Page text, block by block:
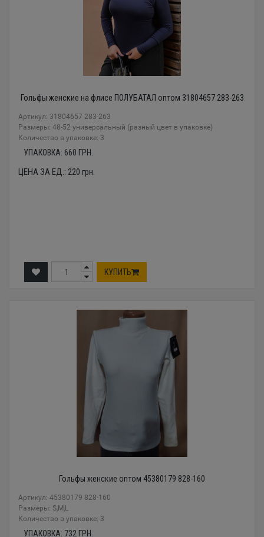
Гольфы женские на флисе ПОЛУБАТАЛ оптом 31804657 283-263
Артикул: 31804657 283-263
Размеры: 48-52 универсальный (разный цвет в упаковке)
Количество в упаковке: 3
УПАКОВКА: 660 ГРН.
ЦЕНА ЗА ЕД.: 220 грн.
КУПИТЬ
Гольфы женские оптом 45380179 828-160
Артикул: 45380179 828-160
Размеры: S,M,L
Количество в упаковке: 3
УПАКОВКА: 732 ГРН.